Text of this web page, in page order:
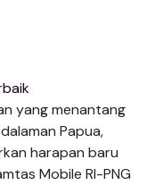
yang menantang
Papua,
harapan baru
Mobile RI-PNG